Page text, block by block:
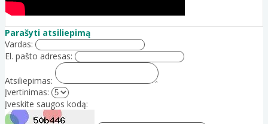
Parašyti atsiliepimą
Vardas:
El. pašto adresas:
Atsiliepimas:
Įvertinimas:
Įveskite saugos kodą: